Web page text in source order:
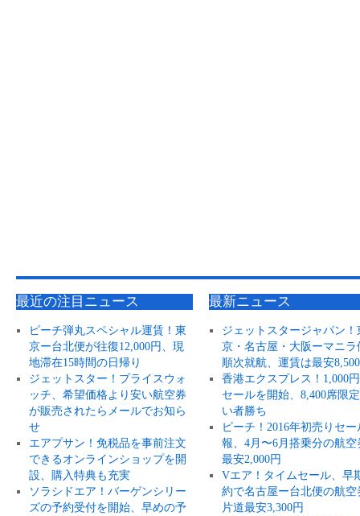
最近の注目ニュース
ピーチ弾丸スペシャル運賃！東
京ー台北便が往復12,000円、現
地滞在15時間の日帰り
ジェットスター！プライスウォ
ッチ、希望価格より安い航空券
が販売されたらメールでお知ら
せ
エアプサン！免税品を事前注文
できるオンラインショップを開
設、購入特典も充実
ソラシドエア！バーゲンシリー
ズの予約受付を開始、早めの予
最新ニュース
ジェットスタージャパン！
京・名古屋・大阪ーマニラ
順次就航、運賃は最安
香港エクスプレス！1,000
セールを開始、8,400席限
い者勝ち
ピーチ！2016年初売りセー
報、4月〜6月搭乗分の航空
最安2,000円
Vエア！タイムセール、早
約で名古屋ー台北便の航空
片道最安3,300円